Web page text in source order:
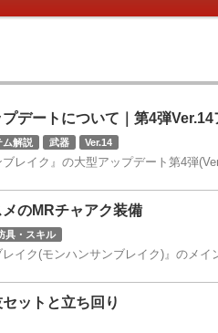
デートについて｜第4弾Ver.14
ム解説 武器 Ver.14
レイク』の大型アップデート第4弾
のMRチャアク装備
具・スキル
レイク(モンハンサンブレイク)』のメイ
ットと立ち回り